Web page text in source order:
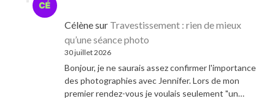
Célènesur Travestissement : rien de mieux
qu’une séance photo
30 juillet 2026
Bonjour, je ne saurais assez confirmer l'importance
des photographies avec Jennifer. Lors de mon
premier rendez-vous je voulais seulement "un…